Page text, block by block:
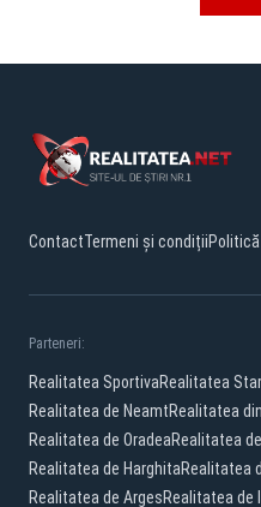
ContactTermeni și condiții
Parteneri:
Realitatea SportivaRealitatea Star
Realitatea de NeamtRealitatea
Realitatea de OradeaRealitatea
Realitatea de HarghitaRealitatea
Realitatea de ArgesRealitatea de